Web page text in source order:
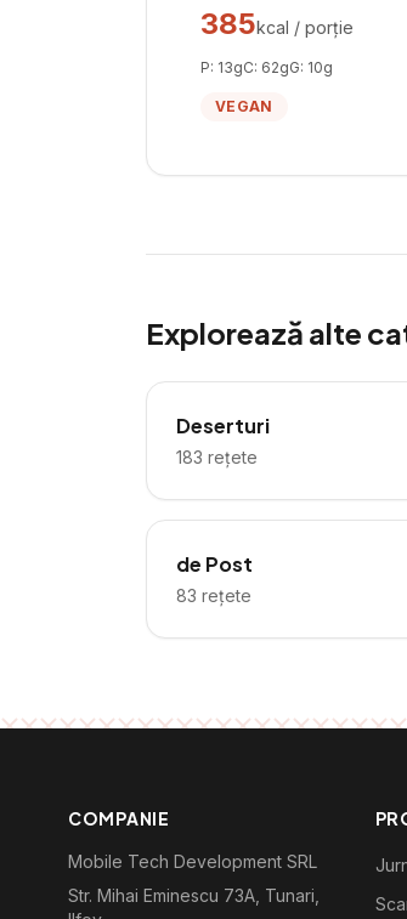
385kcal / porție
P: 13gC: 62gG: 10g
VEGAN
Explorează alte
Deserturi
183 rețete
de Post
83 rețete
COMPANIE
Mobile Tech Development SRL
Str. Mihai Eminescu 73A, Tunari,